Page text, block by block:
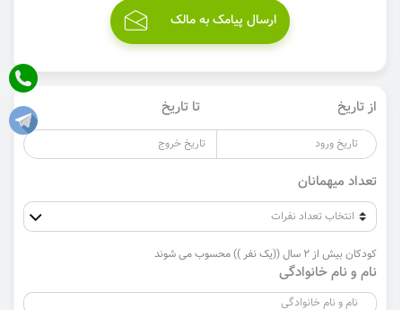
ارسال پیامک به مالک
از تاریخ تا تاریخ
تعداد میهمانان
کودکان بیش از 2 سال ((یک نفر )) محسوب می شوند
نام و نام خانوادگی